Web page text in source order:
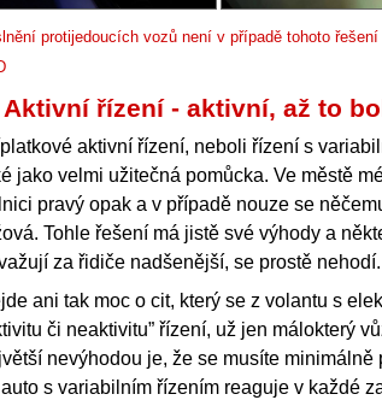
protijedoucích vozů není v případě tohoto
Aktivní řízení - aktivní, až to
aktivní řízení, neboli řízení s
jako velmi užitečná pomůcka. Ve městě
pravý opak a v případě nouze se
Tohle řešení má jistě své výhody a
za řidiče nadšenější, se prostě nehodí.
ani tak moc o cit, který se z volantu s
či neaktivitu” řízení, už jen málokterý
nevýhodou je, že se musíte
s variabilním řízením reaguje v každé